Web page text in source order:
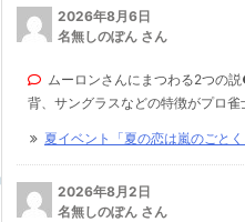
2026年8月6日
名無しのぽん さん
ムーロンさんにまつわる2つの
背、サングラスなどの特徴がプロ
夏イベント「夏の恋は嵐のごと
2026年8月2日
名無しのぽん さん